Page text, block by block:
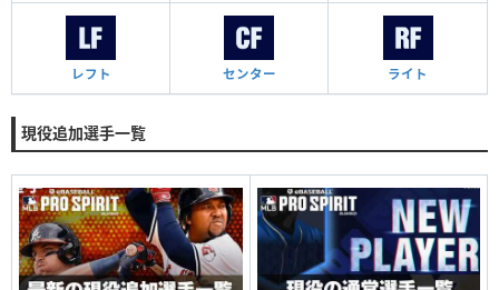
レフト センター ライト
現役追加選手一覧